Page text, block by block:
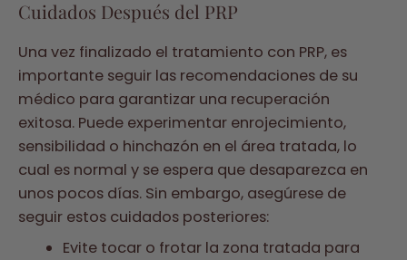
Cuidados Después del PRP
Una vez finalizado el tratamiento con PRP, es
importante seguir las recomendaciones de su
médico para garantizar una recuperación
exitosa. Puede experimentar enrojecimiento,
sensibilidad o hinchazón en el área tratada, lo
cual es normal y se espera que desaparezca en
unos pocos días. Sin embargo, asegúrese de
seguir estos cuidados posteriores:
Evite tocar o frotar la zona tratada para